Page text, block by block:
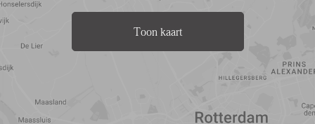
Toon kaart